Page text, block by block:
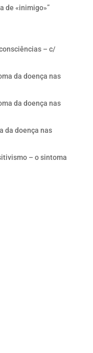
de «inimigo»”
consciências – c/
da doença nas
da doença nas
da doença nas
– o sintoma